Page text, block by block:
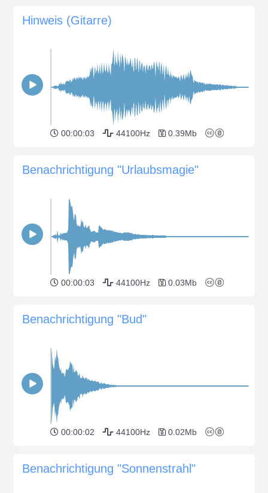
Hinweis (Gitarre)
00:00:03 44100Hz 0.39Mb
Benachrichtigung "Urlaubsmagie"
00:00:03 44100Hz 0.03Mb
Benachrichtigung "Bud"
00:00:02 44100Hz 0.02Mb
Benachrichtigung "Sonnenstrahl"